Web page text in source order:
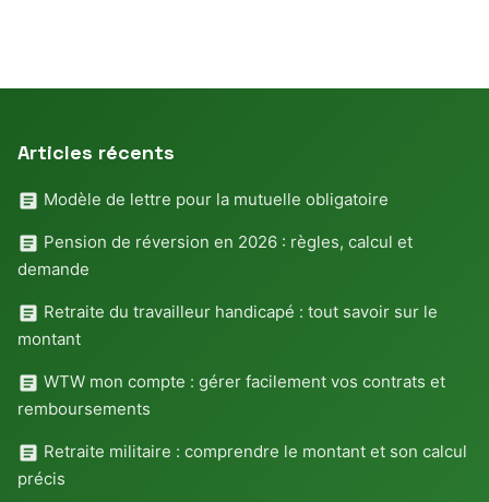
Articles récents
Modèle de lettre pour la mutuelle obligatoire
Pension de réversion en 2026 : règles, calcul et
demande
Retraite du travailleur handicapé : tout savoir sur le
montant
WTW mon compte : gérer facilement vos contrats et
remboursements
Retraite militaire : comprendre le montant et son calcul
précis